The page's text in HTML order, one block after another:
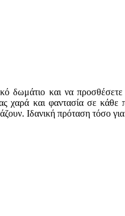
δωμάτιο και να
χαρά και φαντασία σε
Ιδανική πρόταση τόσο